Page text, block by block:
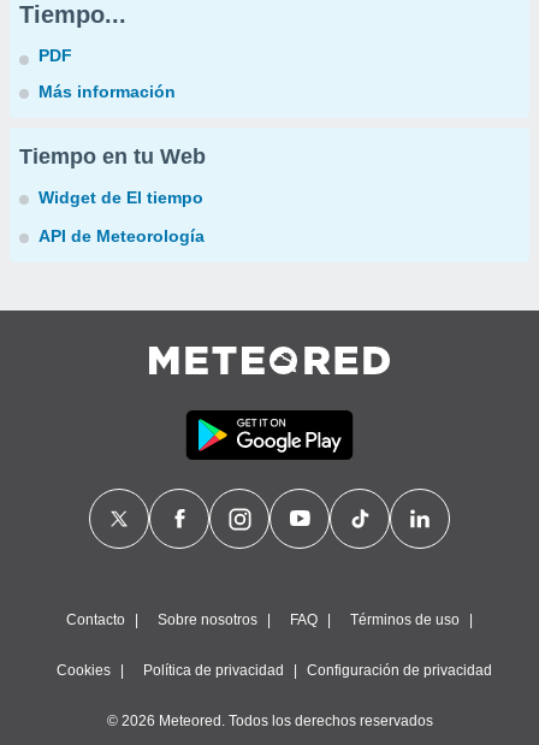
Tiempo...
PDF
Más información
Tiempo en tu Web
Widget de El tiempo
API de Meteorología
Contacto Sobre nosotros FAQ Términos de uso
Cookies Política de privacidad Configuración de privacidad
© 2026 Meteored. Todos los derechos reservados